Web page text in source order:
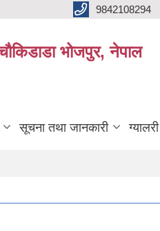
9842108294
भोजपुर, नेपाल
सूचना तथा जानकारी ग्यालरी